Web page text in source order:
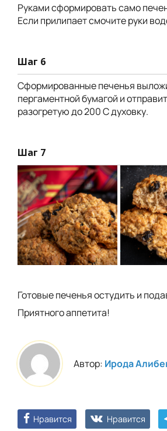
Руками сформировать само
Если прилипает смочите руки
Шаг 6
Сформированные печенья
пергаментной бумагой и
разогретую до 200 С духовку.
Шаг 7
Готовые печенья остудить и
Приятного аппетита!
Автор: Ирода
Нравится Нравится